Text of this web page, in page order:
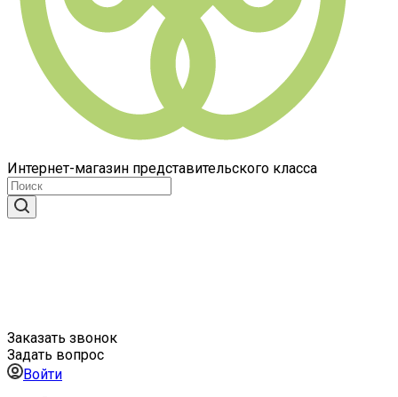
Интернет-магазин представительского класса
Заказать звонок
Задать вопрос
Войти